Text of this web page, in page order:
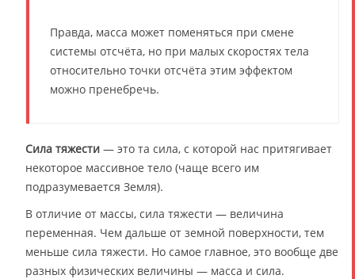
Правда, масса может поменяться при смене
системы отсчёта, но при малых скоростях тела
относительно точки отсчёта этим эффектом
можно пренебречь.
Сила тяжести — это та сила, с которой нас притягивает
некоторое массивное тело (чаще всего им
подразумевается Земля).
В отличие от массы, сила тяжести — величина
переменная. Чем дальше от земной поверхности, тем
меньше сила тяжести. Но самое главное, это вообще две
разных физических величины — масса и сила.